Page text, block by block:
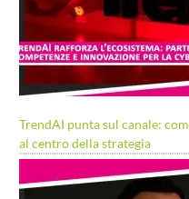
TrendAI punta sul canale:
al centro della strategia